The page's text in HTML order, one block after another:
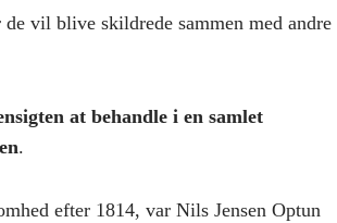
vil blive skildrede sammen med andre
at behandle i en samlet
.
efter 1814, var Nils Jensen Optun